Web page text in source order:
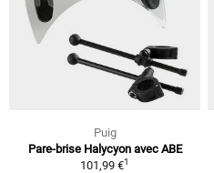
Puig
Pare-brise Halycyon avec ABE
101,99 €1